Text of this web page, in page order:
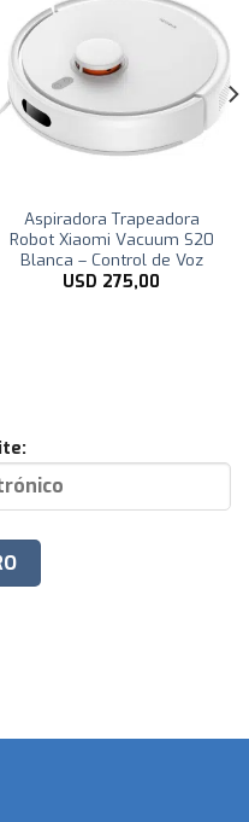
Aspiradora Trapeadora
Robot Xiaomi Vacuum S20
Blanca – Control de Voz
USD 275,00